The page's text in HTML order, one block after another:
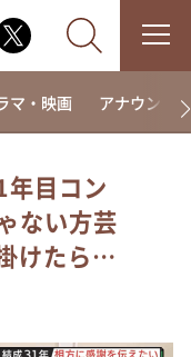
マ・映画 アナウンサー
年目コン
ない⽅芸
けたら…